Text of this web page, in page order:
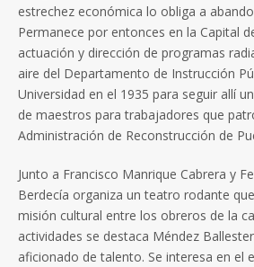
estrechez económica lo obliga a
Permanece por entonces en la Capital
actuación y dirección de programas
aire del Departamento de Instrucción
Universidad en el 1935 para seguir allí
de maestros para trabajadores que
Administración de Reconstrucción de
Junto a Francisco Manrique Cabrera y
Berdecía organiza un teatro rodante
misión cultural entre los obreros de la
actividades se destaca Méndez
aficionado de talento. Se interesa en el